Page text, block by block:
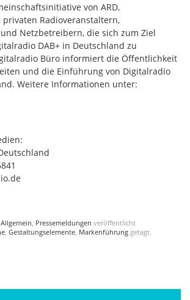
von ARD,
Radioveranstaltern,
Netzbetreibern, die sich zum Ziel
DAB+ in Deutschland zu
Büro informiert die Öffentlichkeit
und die Einführung von Digitalradio
Weitere Informationen unter:
Allgemein Pressemeldungen veröffentlicht
Gestaltungselemente Markenführung getagt.